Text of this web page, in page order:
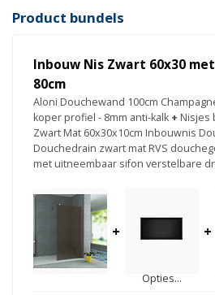
Product bundels
Inbouw Nis Zwart 60x30
80cm
Aloni Douchewand 100cm
koper profiel - 8mm anti-kalk + Nisjes
Zwart Mat 60x30x10cm Inbouwnis
Douchedrain zwart mat RVS
met uitneembaar sifon verstelbare
+
Opties...
+